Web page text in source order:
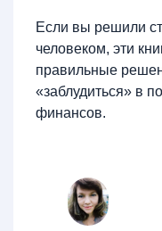
Если вы решили
человеком, эти
правильные
«заблудиться» в
финансов.